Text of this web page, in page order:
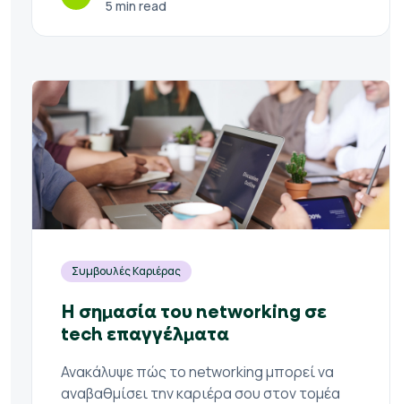
5 min read
Συμβουλές Καριέρας
Η σημασία του networking σε
tech επαγγέλματα
Ανακάλυψε πώς το networking μπορεί να
αναβαθμίσει την καριέρα σου στον τομέα